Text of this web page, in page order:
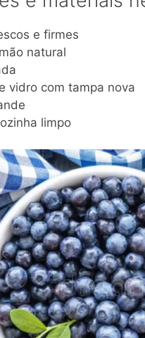
e firmes
natural
vidro com tampa nova
limpo